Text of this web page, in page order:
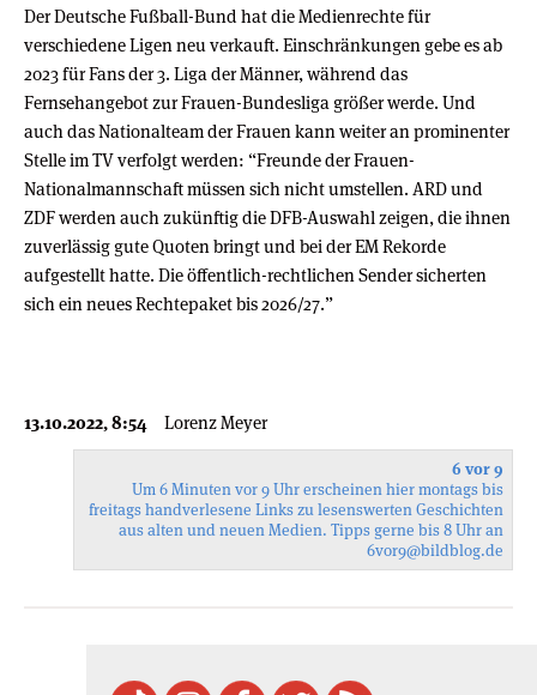
Der Deutsche Fußball-Bund hat die Medienrechte für
verschiedene Ligen neu verkauft. Einschränkungen gebe es ab
2023 für Fans der 3. Liga der Männer, während das
Fernsehangebot zur Frauen-Bundesliga größer werde. Und
auch das Nationalteam der Frauen kann weiter an prominenter
Stelle im TV verfolgt werden: “Freunde der Frauen-
Nationalmannschaft müssen sich nicht umstellen. ARD und
ZDF werden auch zukünftig die DFB-Auswahl zeigen, die ihnen
zuverlässig gute Quoten bringt und bei der EM Rekorde
aufgestellt hatte. Die öffentlich-rechtlichen Sender sicherten
sich ein neues Rechtepaket bis 2026/27.”
13.10.2022, 8:54 Lorenz Meyer
6 vor 9
Um 6 Minuten vor 9 Uhr erscheinen hier montags bis
freitags handverlesene Links zu lesenswerten Geschichten
aus alten und neuen Medien. Tipps gerne bis 8 Uhr an
6vor9@bildblog.de